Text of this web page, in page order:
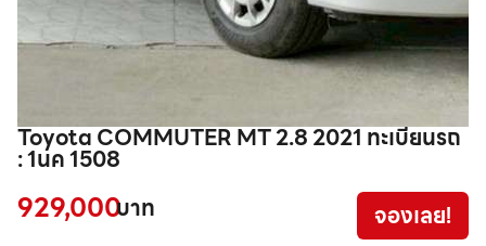
Toyota COMMUTER MT 2.8 2021 ทะเบียนรถ
: 1นค 1508
929,000บาท จองเลย!